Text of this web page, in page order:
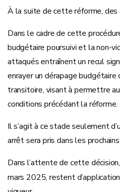
À la suite de cette réforme,
Dans le cadre de cette
budgétaire poursuivi et la non-
attaqués entraînent un recul
enrayer un dérapage
transitoire, visant à permettre
conditions précédant la réforme.
Il s’agit à ce stade seulement
arrêt sera pris dans les
Dans l’attente de cette décision,
mars 2025, restent